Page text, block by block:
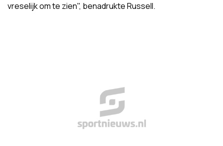
vreselijk om te zien", benadrukte Russell.